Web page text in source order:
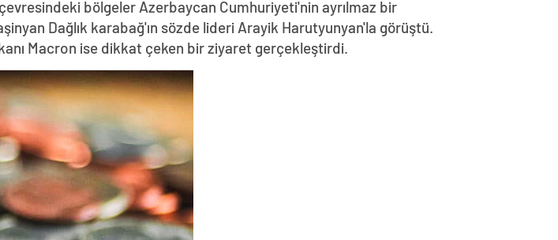
bölgeler Azerbaycan Cumhuriyeti'nin ayrılmaz bir
Dağlık karabağ'ın sözde lideri Arayik Harutyunyan'la görüştü.
Macron ise dikkat çeken bir ziyaret gerçekleştirdi.